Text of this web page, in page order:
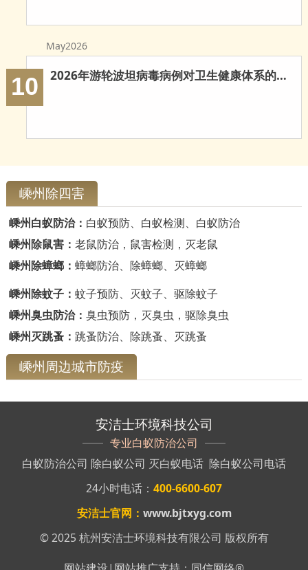
May2026
10 2026年游轮波坦病毒病例对卫生健康体系的多重启示
嵊州除四害
嵊州白蚁防治： 白蚁预防、白蚁检测、白蚁防治
嵊州除鼠害： 老鼠防治，鼠害检测，灭老鼠
嵊州除蟑螂： 蟑螂防治、除蟑螂、灭蟑螂
嵊州除蚊子： 蚊子预防、灭蚊子、驱除蚊子
嵊州臭虫防治： 臭虫预防，灭臭虫，驱除臭虫
嵊州灭跳蚤： 跳蚤防治、除跳蚤、灭跳蚤
嵊州周边城市防疫
安洁士环境科技公司
专业白蚁防治公司
白蚁防治公司 除白蚁公司 灭白蚁电话 除白蚁公司电话
24小时电话： 400-6600-607
安洁士官网： www.bjtxyg.com
© 2025 杭州安洁士环境科技有限公司 版权所有